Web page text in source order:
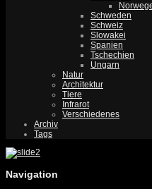
Schweden
Schweiz
Slowakei
Spanien
Tschechien
Ungarn
Natur
Architektur
Tiere
Infrarot
Verschiedenes
Archiv
Tags
Navigation